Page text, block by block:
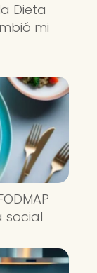
Dieta
mi
social